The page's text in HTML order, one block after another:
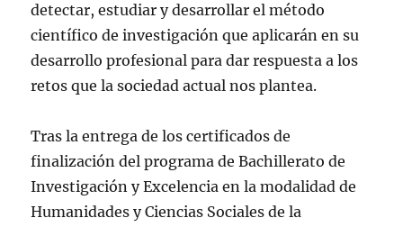
detectar, estudiar y desarrollar el método
científico de investigación que aplicarán en su
desarrollo profesional para dar respuesta a los
retos que la sociedad actual nos plantea.
Tras la entrega de los certificados de
finalización del programa de Bachillerato de
Investigación y Excelencia en la modalidad de
Humanidades y Ciencias Sociales de la